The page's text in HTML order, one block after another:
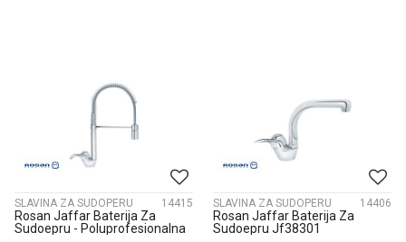
SLAVINA ZA SUDOPERU 14415
Rosan Jaffar Baterija Za
Sudoepru - Poluprofesionalna
SLAVINA ZA SUDOPERU 14406
Rosan Jaffar Baterija Za
Sudoepru Jf38301